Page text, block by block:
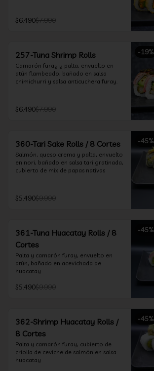
$6.490$7.990
-19%
257-Tuna Shrimp Rolls
Camarón furay y palta, envuelto en
atún flambeado, bañado en salsa
chimichurri y salsa anticuchera furay.
$6.490$7.990
-45%
360-Tari Sake Rolls / 8 Cortes
Salmón, queso crema y palta, envuelto
en nori, bañado en salsa tari gratinada,
cubierto de mix de papas nativas
$5.490$9.990
-45%
361-Tuna Huacatay Rolls / 8
Cortes
Palta y camarón furay, envuelto en
atún, bañado en acevichada de
huacatay
$5.490$9.990
-45%
362-Shrimp Huacatay Rolls /
8 Cortes
Palta y camarón furay, cubierto de
criolla de ceviche de salmón en salsa
huacatay